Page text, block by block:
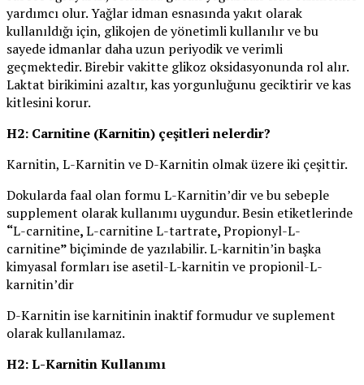
yardımcı olur. Yağlar idman esnasında yakıt olarak
kullanıldığı için, glikojen de yönetimli kullanılır ve bu
sayede idmanlar daha uzun periyodik ve verimli
geçmektedir. Birebir vakitte glikoz oksidasyonunda rol alır.
Laktat birikimini azaltır, kas yorgunluğunu geciktirir ve kas
kitlesini korur.
H2: Carnitine (Karnitin) çeşitleri nelerdir?
Karnitin, L-Karnitin ve D-Karnitin olmak üzere iki çeşittir.
Dokularda faal olan formu L-Karnitin’dir ve bu sebeple
supplement olarak kullanımı uygundur. Besin etiketlerinde
“L-carnitine,L-carnitine L-tartrate,Propionyl-L-
carnitine”biçiminde de yazılabilir. L-karnitin’in başka
kimyasal formları ise asetil-L-karnitin ve propionil-L-
karnitin’dir
D-Karnitin ise karnitinin inaktif formudur ve suplement
olarak kullanılamaz.
H2: L-Karnitin Kullanımı